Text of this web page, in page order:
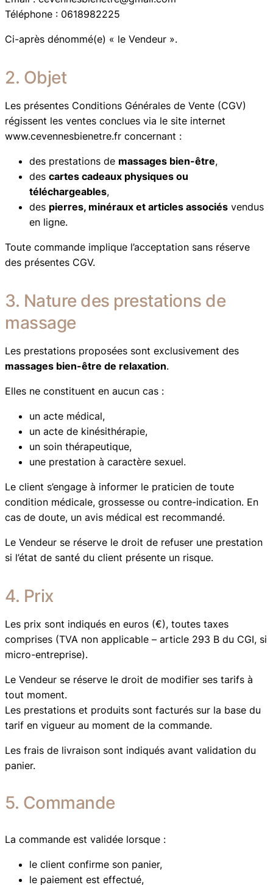
Téléphone : 0618982225
Ci-après dénommé(e) « le Vendeur ».
2. Objet
Les présentes Conditions Générales de Vente (CGV)
régissent les ventes conclues via le site internet
www.cevennesbienetre.fr concernant :
des prestations de massages bien-être,
des cartes cadeaux physiques ou
téléchargeables,
des pierres, minéraux et articles associés vendus
en ligne.
Toute commande implique l’acceptation sans réserve
des présentes CGV.
3. Nature des prestations de
massage
Les prestations proposées sont exclusivement des
massages bien-être de relaxation.
Elles ne constituent en aucun cas :
un acte médical,
un acte de kinésithérapie,
un soin thérapeutique,
une prestation à caractère sexuel.
Le client s’engage à informer le praticien de toute
condition médicale, grossesse ou contre-indication. En
cas de doute, un avis médical est recommandé.
Le Vendeur se réserve le droit de refuser une prestation
si l’état de santé du client présente un risque.
4. Prix
Les prix sont indiqués en euros (€), toutes taxes
comprises (TVA non applicable – article 293 B du CGI, si
micro-entreprise).
Le Vendeur se réserve le droit de modifier ses tarifs à
tout moment.
Les prestations et produits sont facturés sur la base du
tarif en vigueur au moment de la commande.
Les frais de livraison sont indiqués avant validation du
panier.
5. Commande
La commande est validée lorsque :
le client confirme son panier,
le paiement est effectué,